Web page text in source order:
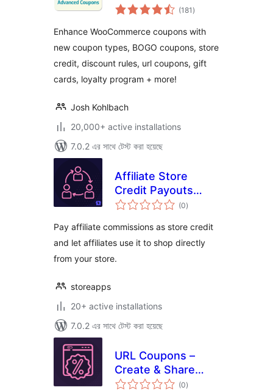
Coupons & Store
(181 total
ratings
)
Enhance WooCommerce coupons with
new coupon types, BOGO coupons, store
credit, discount rules, url coupons, gift
cards, loyalty program + more!
Josh Kohlbach
20,000+ active installations
7.0.2 এর সাথে টেস্ট করা হয়েছে
Affiliate Store
Credit Payouts
Integration For
(0total
ratings
)
Pay affiliate commissions as store credit
and let affiliates use it to shop directly
from your store.
storeapps
20+ active installations
7.0.2 এর সাথে টেস্ট করা হয়েছে
URL Coupons –
Create & Share
Discount Links for
(0total
ratings
)